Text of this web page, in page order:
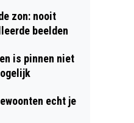
zon: nooit
beelden
is pinnen niet
echt je